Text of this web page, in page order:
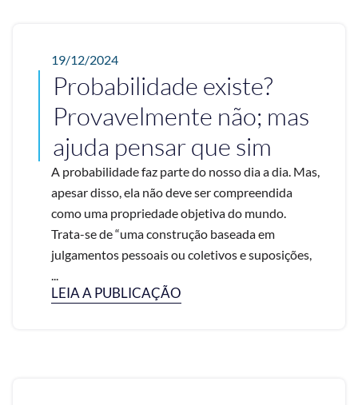
19/12/2024
Probabilidade existe?
Provavelmente não; mas
ajuda pensar que sim
A probabilidade faz parte do nosso dia a dia. Mas,
apesar disso, ela não deve ser compreendida
como uma propriedade objetiva do mundo.
Trata-se de “uma construção baseada em
julgamentos pessoais ou coletivos e suposições,
...
LEIA A PUBLICAÇÃO